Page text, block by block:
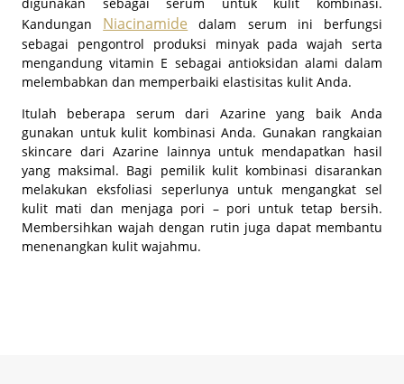
Kandungan Niacinamide dalam serum ini berfungsi
sebagai pengontrol produksi minyak pada wajah serta
mengandung vitamin E sebagai antioksidan alami dalam
melembabkan dan memperbaiki elastisitas kulit Anda.
Itulah beberapa serum dari Azarine yang baik Anda
gunakan untuk kulit kombinasi Anda. Gunakan rangkaian
skincare dari Azarine lainnya untuk mendapatkan hasil
yang maksimal. Bagi pemilik kulit kombinasi disarankan
melakukan eksfoliasi seperlunya untuk mengangkat sel
kulit mati dan menjaga pori – pori untuk tetap bersih.
Membersihkan wajah dengan rutin juga dapat membantu
menenangkan kulit wajahmu.